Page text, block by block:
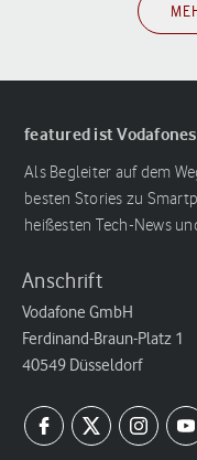
featured ist
Als Begleiter auf dem
besten Stories zu
heißesten Tech-News
Anschrift
Vodafone GmbH
Ferdinand-Braun-Platz 1
40549 Düsseldorf